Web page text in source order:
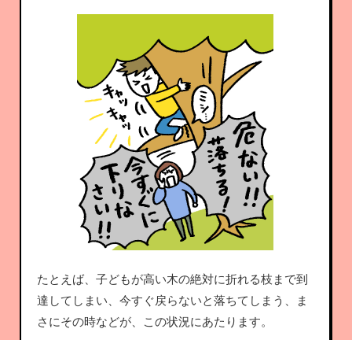
たとえば、子どもが高い木の絶対に折れる枝まで到
達してしまい、今すぐ戻らないと落ちてしまう、ま
さにその時などが、この状況にあたります。